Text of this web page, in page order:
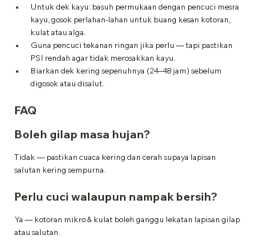
Untuk dek kayu: basuh permukaan dengan pencuci mesra
kayu, gosok perlahan-lahan untuk buang kesan kotoran,
kulat atau alga.
Guna pencuci tekanan ringan jika perlu — tapi pastikan
PSI rendah agar tidak merosakkan kayu.
Biarkan dek kering sepenuhnya (24–48 jam) sebelum
digosok atau disalut.
FAQ
Boleh gilap masa hujan?
Tidak — pastikan cuaca kering dan cerah supaya lapisan
salutan kering sempurna.
Perlu cuci walaupun nampak bersih?
Ya — kotoran mikro & kulat boleh ganggu lekatan lapisan gilap
atau salutan.